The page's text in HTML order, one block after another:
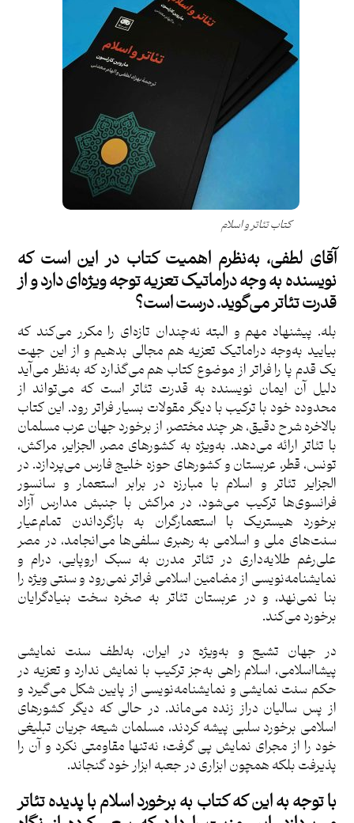
کتابتئاتر و اسلام
آقای لطفی، به‌نظرم اهمیت کتاب در این است که
نویسنده به وجه دراماتیک تعزیه توجه ویژه‌ای دارد و از
قدرت تئاتر می‌گوید. درست است؟
بله. پیشنهاد مهم و البته نه‌چندان تازه‌ای را مکرر می‌کند که
بیایید به‌وجه دراماتیک تعزیه هم مجالی بدهیم و از این جهت
یک قدم پا را فراتر از موضوع کتاب هم می‌گذارد که به‌نظر می‌آید
دلیل آن ایمان نویسنده به قدرت تئاتر است که می‌تواند از
محدوده خود با ترکیب با دیگر مقولات بسیار فراتر رود. این کتاب
بالاخره شرح دقیق، هر چند مختصر، از برخورد جهان عرب مسلمان
با تئاتر ارائه می‌دهد. به‌ویژه به کشورهای مصر، الجزایر، مراکش،
تونس، قطر، عربستان و کشورهای حوزه خلیج فارس می‌پردازد. در
الجزایر تئاتر و اسلام با مبارزه در برابر استعمار و سانسور
فرانسوی‌ها ترکیب می‌شود، در مراکش با جنبش مدارس آزاد
برخورد هیستریک با استعمارگران به بازگرداندن تمام‌عیار
سنت‌های ملی و اسلامی به رهبری سلفی‌ها می‌انجامد، در مصر
علی‌رغم طلایه‌داری در تئاتر مدرن به سبک اروپایی، درام و
نمایشنامه‌نویسی از مضامین اسلامی فراتر نمی‌رود و سنتی ویژه را
بنا نمی‌نهد، و در عربستان تئاتر به صخره سخت بنیادگرایان
برخورد می‌کند.
در جهان تشیع و به‌ویژه در ایران، به‌لطف سنت نمایشی
پیشااسلامی، اسلام راهی به‌جز ترکیب با نمایش ندارد و تعزیه در
حکم سنت نمایشی و نمایشنامه‌نویسی از پایین شکل می‌گیرد و
از پس سالیان دراز زنده می‌ماند. در حالی که دیگر کشورهای
اسلامی برخورد سلبی پیشه کردند، مسلمان شیعه جریان تبلیغی
خود را از مجرای نمایش پی گرفت؛ نه‌تنها مقاومتی نکرد و آن را
پذیرفت بلکه همچون ابزاری در جعبه ابزار خود گنجاند.
با توجه به این که کتاب به برخورد اسلام با پدیده تئاتر